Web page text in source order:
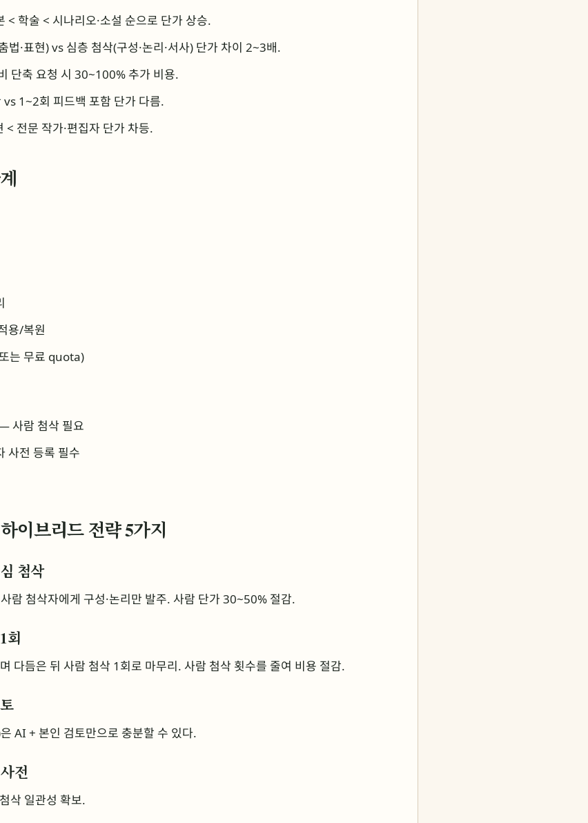
학술 < 시나리오·소설 순으로 단가 상승.
·표현) vs 심층 첨삭(구성·논리·서사) 단가 차이 2~3배.
단축 요청 시 30~100% 추가 비용.
1~2회 피드백 포함 단가 다름.
전문 작가·편집자 단가 차등.
용/복원
는 무료 quota)
사람 첨삭 필요
사전 등록 필수
이브리드 전략 5가지
첨삭
람 첨삭자에게 구성·논리만 발주. 사람 단가 30~50% 절감.
회
다듬은 뒤 사람 첨삭 1회로 마무리. 사람 첨삭 횟수를 줄여 비용 절감.
AI + 본인 검토만으로 충분할 수 있다.
전
삭 일관성 확보.